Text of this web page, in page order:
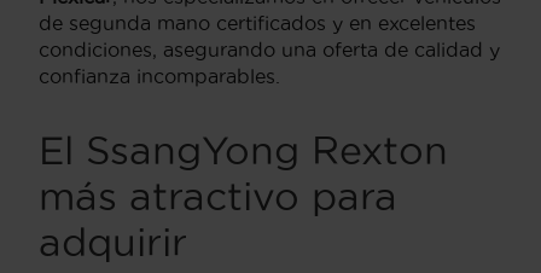
de segunda mano certificados y en excelentes
condiciones, asegurando una oferta de calidad y
confianza incomparables.
El SsangYong Rexton
más atractivo para
adquirir